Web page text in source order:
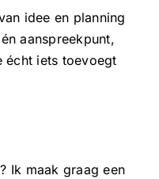
idee en planning
aanspreekpunt,
écht iets toevoegt
Ik maak graag een